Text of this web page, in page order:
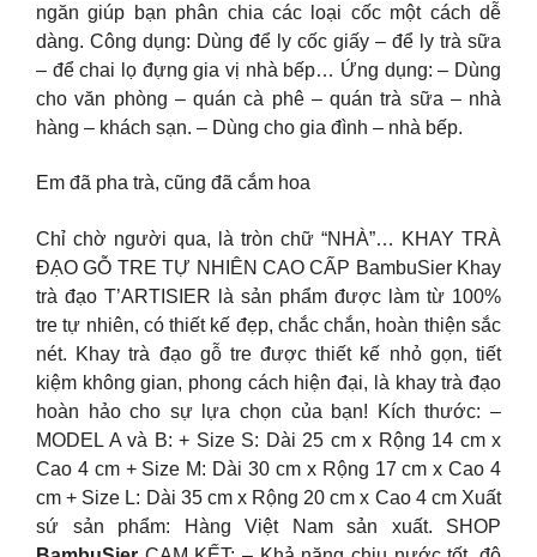
ngăn giúp bạn phân chia các loại cốc một cách dễ
dàng. Công dụng: Dùng để ly cốc giấy – để ly trà sữa
– để chai lọ đựng gia vị nhà bếp… Ứng dụng: – Dùng
cho văn phòng – quán cà phê – quán trà sữa – nhà
hàng – khách sạn. – Dùng cho gia đình – nhà bếp.
Em đã pha trà, cũng đã cắm hoa
Chỉ chờ người qua, là tròn chữ “NHÀ”… KHAY TRÀ
ĐẠO GỖ TRE TỰ NHIÊN CAO CẤP BambuSier Khay
trà đạo T’ARTISIER là sản phẩm được làm từ 100%
tre tự nhiên, có thiết kế đẹp, chắc chắn, hoàn thiện sắc
nét. Khay trà đạo gỗ tre được thiết kế nhỏ gọn, tiết
kiệm không gian, phong cách hiện đại, là khay trà đạo
hoàn hảo cho sự lựa chọn của bạn! Kích thước: –
MODEL A và B: + Size S: Dài 25 cm x Rộng 14 cm x
Cao 4 cm + Size M: Dài 30 cm x Rộng 17 cm x Cao 4
cm + Size L: Dài 35 cm x Rộng 20 cm x Cao 4 cm Xuất
sứ sản phẩm: Hàng Việt Nam sản xuất. SHOP